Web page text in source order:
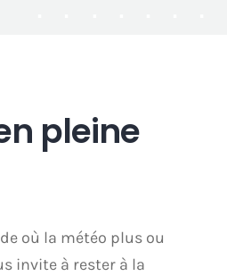
pleine
où la météo plus ou
invite à rester à la